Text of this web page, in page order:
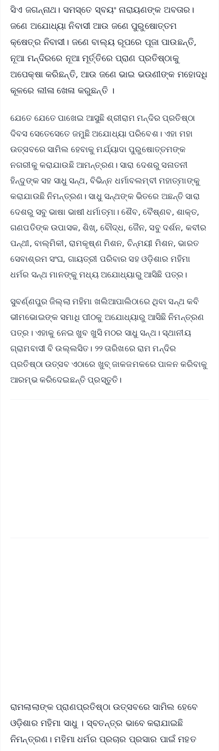
ସିଏ ଜଗନ୍ନାଥ। ସମସ୍ତେ ସ୍ବୟଂ ନାରାୟଣଙ୍କ ଅବତାର।
ଜଣେ ଅଯୋଧ୍ୟା ନିବାସୀ ଆଉ ଜଣେ ପୁରୁଷୋତ୍ତମ
କ୍ଷେତ୍ର ନିବାସୀ। ଜଣେ ବାଲ୍ୟ ରୂପରେ ପୂଜା ପାଉଛନ୍ତି,
ନୂଆ ମନ୍ଦିରରେ ନୂଆ ମୂର୍ତ୍ତିରେ ପ୍ରାଣ ପ୍ରତିଷ୍ଠାକୁ
ଅପେକ୍ଷା କରିଛନ୍ତି, ଆଉ ଜଣେ ଭାଇ ଭଉଣୀଙ୍କ ମହୋଦଧି
କୂଳରେ ଲୀଳା ଖେଳା କରୁଛନ୍ତି ।
ଯେତେ ଯେତେ ପାଖେଇ ଆସୁଛି ଶ୍ରୀରାମ ମନ୍ଦିର ପ୍ରତିଷ୍ଠା
ଦିବସ ସେତେସେତେ ଜମୁଛି ଅଯୋଧ୍ୟା ପରିବେଶ। ଏହା ମହା
ଉତ୍ସବରେ ସାମିଲ ହେବାକୁ ମର୍ଯ୍ୟାଦା ପୁରୁଷୋତ୍ତମଙ୍କ
ନଗରୀକୁ କରାଯାଉଛି ଆମନ୍ତ୍ରଣ। ସାରା ଦେଶରୁ ସନାତନୀ
ହିନ୍ଦୁଙ୍କ ସହ ସାଧୁ ସନ୍ଥ, ବିଭିନ୍ନ ଧର୍ମାବଲମ୍ବୀ ମହାତ୍ମାଙ୍କୁ
କରାଯାଉଛି ନିମନ୍ତ୍ରଣ। ସାଧୁ ସନ୍ଥଙ୍କ ଭିତରେ ଅଛନ୍ତି ସାରା
ଦେଶରୁ ସବୁ ଭାଷା ଭାଷୀ ଧର୍ମାତ୍ମା। ଶୈବ, ବୈଷ୍ଣବ, ଶାକ୍ତ,
ଗଣପତିଙ୍କ ଉପାସକ, ଶିଖ୍, ବୌଦ୍ଧ, ଜୈନ, ସବୁ ଦର୍ଶନ, କବୀର
ପନ୍ଥୀ, ବାଲ୍ମିକୀ, ରାମକୃଷ୍ଣ ମିଶନ, ଚିନ୍ମୟୀ ମିଶନ, ଭାରତ
ସେବାଶ୍ରମ ସଂଘ, ଗାୟତ୍ରୀ ପରିବାର ସହ ଓଡ଼ିଶାର ମହିମା
ଧର୍ମର ସନ୍ଥ ମାନଙ୍କୁ ମଧ୍ୟ ଅଯୋଧ୍ୟାରୁ ଆସିଛି ପତ୍ର।
ସୁବର୍ଣ୍ଣପୁର ଜିଲ୍ଲା ମହିମା ଖଲିଆପାଲିଠାରେ ଥିବା ସନ୍ଥ କବି
ଭୀମଭୋଇଙ୍କ ସମାଧି ପୀଠକୁ ଅଯୋଧ୍ୟାରୁ ଆସିଛି ନିମନ୍ତ୍ରଣ
ପତ୍ର। ଏହାକୁ ନେଇ ଖୁବ ଖୁସି ମଠର ସାଧୁ ସନ୍ଥ। ସ୍ଥାନୀୟ
ଗ୍ରାମବାସୀ ବି ଉଲ୍ଲସିତ। ୨୨ ତାରିଖରେ ରାମ ମନ୍ଦିର
ପ୍ରତିଷ୍ଠା ଉତ୍ସବ ଏଠାରେ ଖୁବ୍ ଜାକଜମକରେ ପାଳନ କରିବାକୁ
ଆରମ୍ଭ କରିଦେଇଛନ୍ତି ପ୍ରସ୍ତୁତି।
ରାମଲାଲାଙ୍କ ପ୍ରାଣପ୍ରତିଷ୍ଠା ଉତ୍ସବରେ ସାମିଲ ହେବେ
ଓଡ଼ିଶାର ମହିମା ସାଧୁ । ସ୍ବତନ୍ତ୍ର ଭାବେ କରାଯାଇଛି
ନିମନ୍ତ୍ରଣ। ମହିମା ଧର୍ମର ପ୍ରଚାର ପ୍ରସାର ପାଇଁ ମହତ